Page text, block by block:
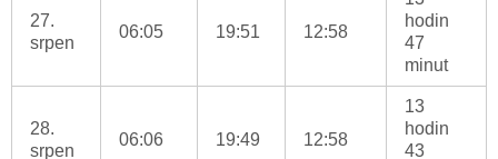
27.
srpen
06:05 19:51 12:58
hodin
47
minut
28.
srpen
06:06 19:49 12:58
13
hodin
43